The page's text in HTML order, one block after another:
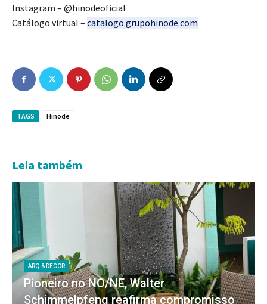
Instagram – @hinodeoficial
Catálogo virtual – catalogo.grupohinode.com
TAGS Hinode
Leia também
ARQ & DECOR
Pioneiro no NO/NE, Walter
Schimmelpfeng reafirma compromisso